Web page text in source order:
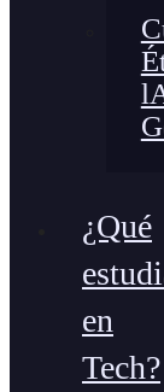
¿Qué
en
Tech?